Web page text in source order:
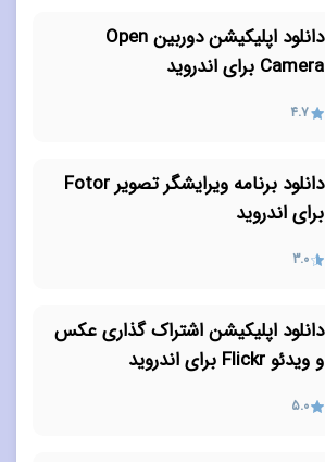
دانلود اپلیکیشن دوربین Open
Camera برای اندروید
4.7
دانلود برنامه ویرایشگر تصویر Fotor
برای اندروید
3.0
دانلود اپلیکیشن اشتراک گذاری عکس
و ویدئو Flickr برای اندروید
5.0